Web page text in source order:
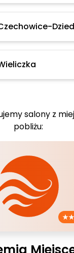
salony z
pobliżu: